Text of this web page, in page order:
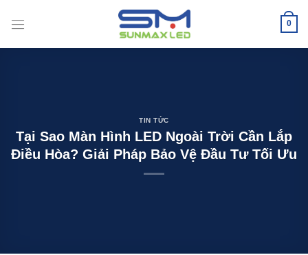
qua
0
TIN TỨC
Tại Sao Màn Hình LED Ngoài Trời Cần Lắp
Điều Hòa? Giải Pháp Bảo Vệ Đầu Tư Tối Ưu